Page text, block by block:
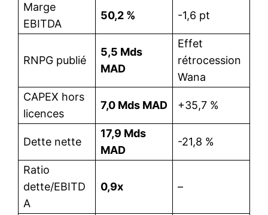
Marge
EBITDA
50,2 % -1,6 pt
RNPG publié
5,5 Mds
MAD
Effet
rétrocession
Wana
CAPEX hors
licences
7,0 Mds MAD +35,7 %
Dette nette
17,9 Mds
MAD
-21,8 %
Ratio
dette/EBITD
A
0,9x –